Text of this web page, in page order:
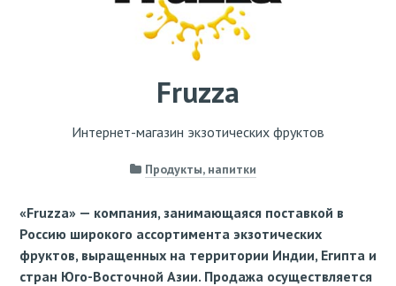
Fruzza
Интернет-магазин экзотических фруктов
Продукты, напитки
«Fruzza» — компания, занимающаяся поставкой в
Россию широкого ассортимента экзотических
фруктов, выращенных на территории Индии, Египта и
стран Юго-Восточной Азии. Продажа осуществляется